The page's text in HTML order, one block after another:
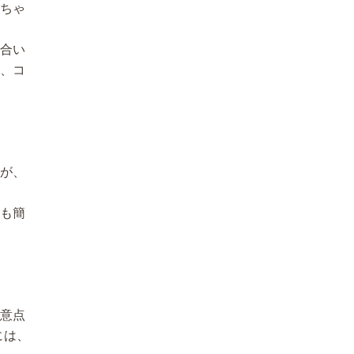
ゃ
い
コ
、
簡
点
、